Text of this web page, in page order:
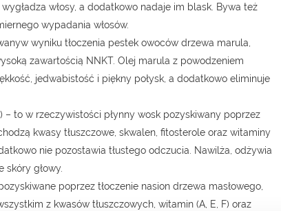
włosy, a dodatkowo nadaje im blask. Bywa też
wypadania włosów.
wyniku tłoczenia pestek owoców drzewa marula,
zawartością NNKT. Olej marula z powodzeniem
jedwabistość i piękny połysk, a dodatkowo eliminuje
– to w rzeczywistości płynny wosk pozyskiwany poprzez
kwasy tłuszczowe, skwalen, fitosterole oraz witaminy
nie pozostawia tłustego odczucia. Nawilża, odżywia
skóry głowy.
poprzez tłoczenie nasion drzewa masłowego,
z kwasów tłuszczowych, witamin (A, E, F) oraz